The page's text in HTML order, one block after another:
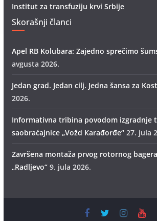
Institut za transfuziju krvi Srbije
Skorašnji članci
Apel RB Kolubara: Zajedno sprečimo
avgusta 2026.
Jedan grad. Jedan cilj. Jedna šansa za
2026.
Informativna tribina povodom izgradnje
saobraćajnice „Vožd Кarađorđe“ 27. jula
Završena montaža prvog rotornog
„Radlјevo“ 9. jula 2026.